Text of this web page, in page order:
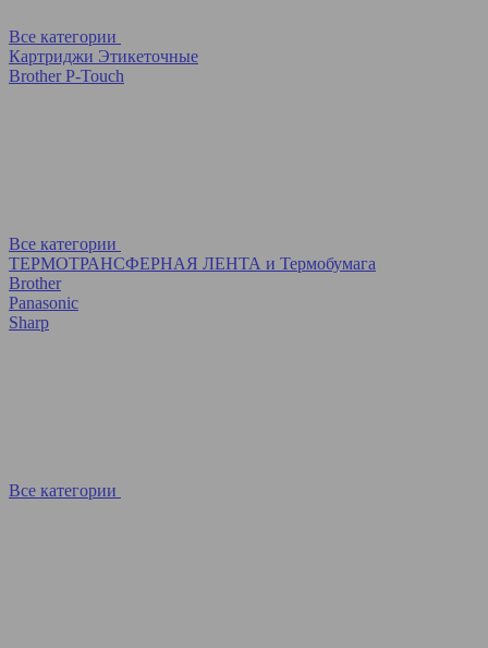
Все категории
Картриджи Этикеточные
Brother P-Touch
Все категории
ТЕРМОТРАНСФЕРНАЯ ЛЕНТА и Термобумага
Brother
Panasonic
Sharp
Все категории